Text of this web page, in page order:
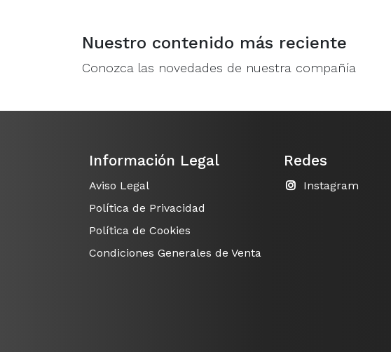
Nuestro contenido más reciente
Conozca las novedades de nuestra compañía
Información Legal
Aviso Legal
Política de Privacidad
Política de Cookies
Condiciones Generales de Venta
Redes
Instagram